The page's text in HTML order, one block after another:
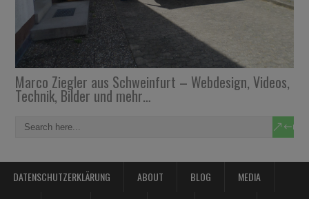
Marco Ziegler aus Schweinfurt – Webdesign, Videos,
Technik, Bilder und mehr…
DATENSCHUTZERKLÄRUNG ABOUT BLOG MEDIA